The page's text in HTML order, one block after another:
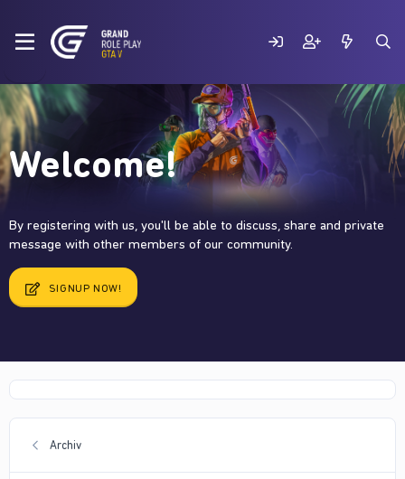
Welcome!
By registering with us, you'll be able to discuss, share and private
message with other members of our community.
SIGNUP NOW!
Archiv